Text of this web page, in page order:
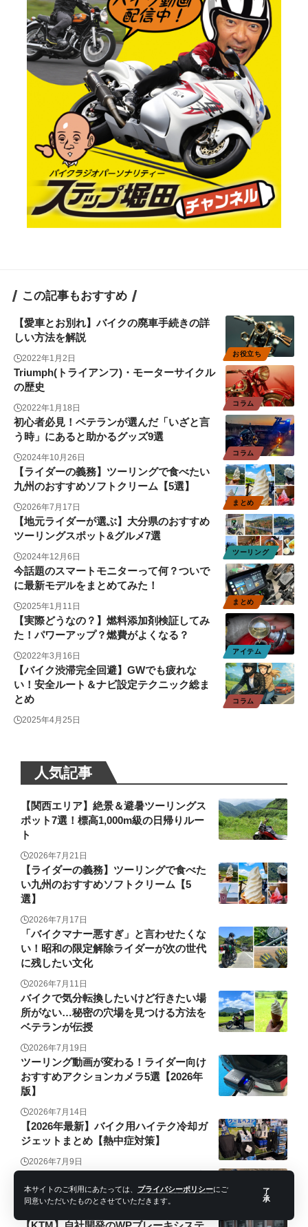
本サイトのご利用にあたっては、 プライバシーポリシーにご
同意いただいたものとさせていただきます。
了
承
この記事もおすすめ
お役立ち
【愛車とお別れ】バイクの廃車手続きの詳
しい方法を解説
2022年1月2日
コラム
Triumph(トライアンフ)・モーターサイクル
の歴史
2022年1月18日
コラム
初心者必見！ベテランが選んだ「いざと言
う時」にあると助かるグッズ9選
2024年10月26日
まとめ
【ライダーの義務】ツーリングで食べたい
九州のおすすめソフトクリーム【5選】
2026年7月17日
ツーリング
【地元ライダーが選ぶ】大分県のおすすめ
ツーリングスポット&グルメ7選
2024年12月6日
まとめ
今話題のスマートモニターって何？ついで
に最新モデルをまとめてみた！
2025年1月11日
アイテム
【実際どうなの？】燃料添加剤検証してみ
た！パワーアップ？燃費がよくなる？
2022年3月16日
コラム
【バイク渋滞完全回避】GWでも疲れな
い！安全ルート＆ナビ設定テクニック総ま
とめ
2025年4月25日
人気記事
【関西エリア】絶景＆避暑ツーリングス
ポット7選！標高1,000m級の日帰りルー
ト
2026年7月21日
【ライダーの義務】ツーリングで食べた
い九州のおすすめソフトクリーム【5
選】
2026年7月17日
「バイクマナー悪すぎ」と言わせたくな
い！昭和の限定解除ライダーが次の世代
に残したい文化
2026年7月11日
バイクで気分転換したいけど行きたい場
所がない…秘密の穴場を見つける方法を
ベテランが伝授
2026年7月19日
ツーリング動画が変わる！ライダー向け
おすすめアクションカメラ5選【2026年
版】
2026年7月14日
【2026年最新】バイク用ハイテク冷却ガ
ジェットまとめ【熱中症対策】
2026年7月9日
検の重要性を解説！